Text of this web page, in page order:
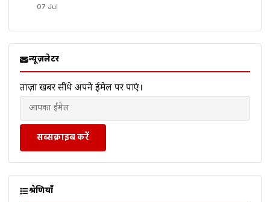
07 Jul
न्यूज़लेटर
ताज़ा खबरें सीधे अपने ईमेल पर पाएं।
सब्सक्राइब करें
श्रेणियाँ